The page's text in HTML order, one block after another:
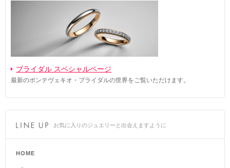
ブライダル スペシャルページ
最新のポンテヴェキオ・ブライダルの世界をご覧いただけます。
お気に入りのジュエリーと出会えますように
HOME